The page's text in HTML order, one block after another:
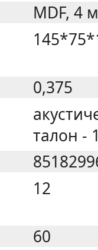
MDF, 4
0,375
талон -
12
60